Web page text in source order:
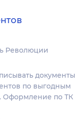
Революции
документы
по выгодным
Оформление по ТК